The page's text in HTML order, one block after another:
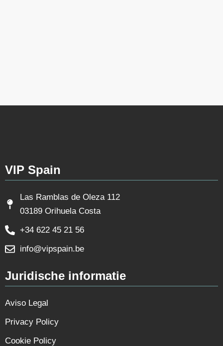
VIP Spain
Las Ramblas de Oleza 112
03189 Orihuela Costa
+34 622 45 21 56
info@vipspain.be
Juridische informatie
Aviso Legal
Privacy Policy
Cookie Policy